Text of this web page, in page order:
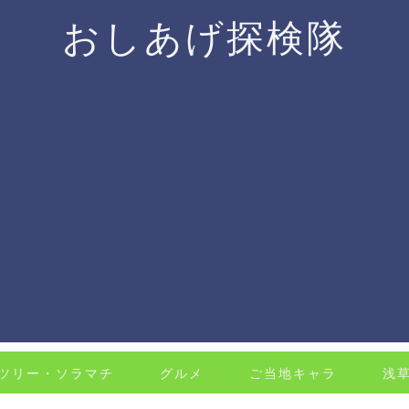
おしあげ探検隊
リー・ソラマチ グルメ ご当地キャラ 浅草